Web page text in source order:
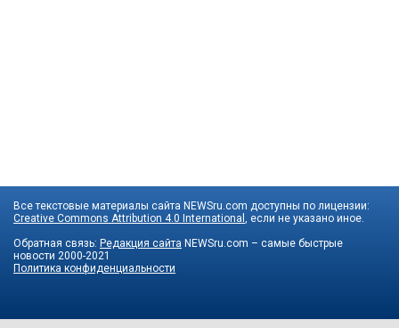
Все текстовые материалы сайта NEWSru.com доступны по лицензии:
Creative Commons Attribution 4.0 International
, если не указано иное.
Обратная связь: Редакция сайта NEWSru.com – самые быстрые
новости 2000-2021
Политика конфиденциальности